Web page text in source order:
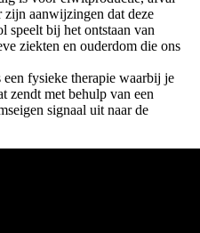
aanwijzingen dat deze
speelt bij het ontstaan van
ziekten en ouderdom die ons
fysieke therapie waarbij je
zendt met behulp van een
signaal uit naar de